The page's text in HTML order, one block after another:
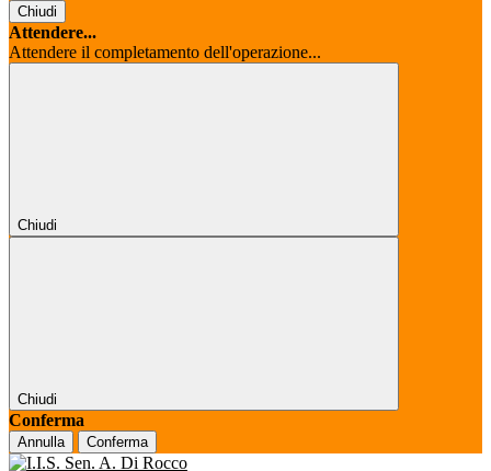
Chiudi
Attendere...
Attendere il completamento dell'operazione...
Chiudi
Chiudi
Conferma
Annulla Conferma